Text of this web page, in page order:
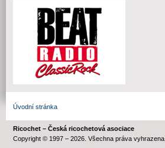
Úvodní stránka
Ricochet – Česká ricochetová asociace
Copyright © 1997 – 2026. Všechna práva vyhrazena.